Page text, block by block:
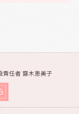
任者 齋木恵美子